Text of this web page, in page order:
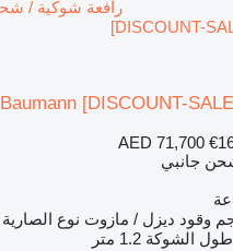
[DISCOUNT-
Baumann [DISCOUNT-
AED 71,700
جانبي
وقود ديزل / مازوت نوع الصارية
طول الشوكة 1.2 متر